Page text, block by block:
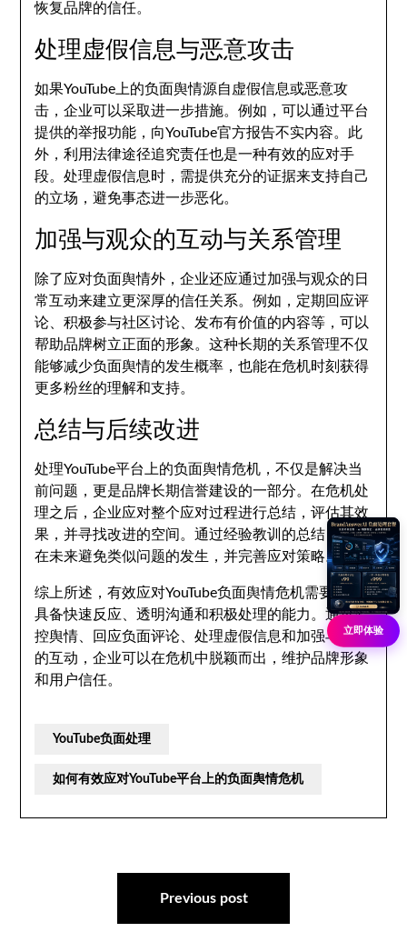
恢复品牌的信任。
处理虚假信息与恶意攻击
如果YouTube上的负面舆情源自虚假信息或恶意攻
击，企业可以采取进一步措施。例如，可以通过平台
提供的举报功能，向YouTube官方报告不实内容。此
外，利用法律途径追究责任也是一种有效的应对手
段。处理虚假信息时，需提供充分的证据来支持自己
的立场，避免事态进一步恶化。
加强与观众的互动与关系管理
除了应对负面舆情外，企业还应通过加强与观众的日
常互动来建立更深厚的信任关系。例如，定期回应评
论、积极参与社区讨论、发布有价值的内容等，可以
帮助品牌树立正面的形象。这种长期的关系管理不仅
能够减少负面舆情的发生概率，也能在危机时刻获得
更多粉丝的理解和支持。
总结与后续改进
处理YouTube平台上的负面舆情危机，不仅是解决当
前问题，更是品牌长期信誉建设的一部分。在危机处
理之后，企业应对整个应对过程进行总结，评估其效
果，并寻找改进的空间。通过经验教训的总结，可以
在未来避免类似问题的发生，并完善应对策略。
综上所述，有效应对YouTube负面舆情危机需要企业
具备快速反应、透明沟通和积极处理的能力。通过监
控舆情、回应负面评论、处理虚假信息和加强与观众
的互动，企业可以在危机中脱颖而出，维护品牌形象
和用户信任。
YouTube负面处理
如何有效应对YouTube平台上的负面舆情危机
Previous post
立即体验